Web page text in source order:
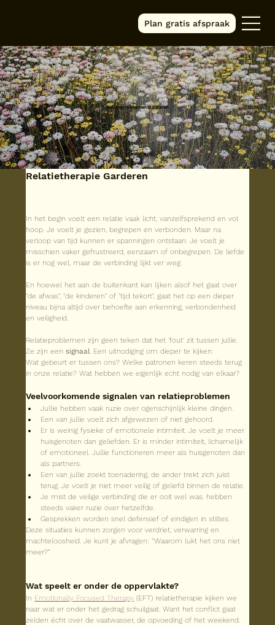
Plan gratis afspraak
Relatieproblemen Garderen
Relatietherapie Garderen
In het begin voelt een relatie vaak licht, vanzelfsprekend en vol
hoop. Je voelt je gezien, begrepen en verbonden. Maar na
verloop van tijd kunnen er spanningen ontstaan. Je voelt je
misschien vaker gefrustreerd, eenzaam of onbegrepen. De liefde
is er nog wel, maar de verbinding lijkt ver weg.
En hoewel het aan de buitenkant kan lijken alsof het gaat over
"de afwas", "de kinderen" of "tijd tekort", gaat het op een dieper
niveau bijna altijd over behoefte aan erkenning, verbondenheid
en veiligheid.
Relatieproblemen zijn geen teken dat het 'fout' zit tussen jullie.
Ze zijn een signaal . Een uitnodiging om dieper te kijken:
Wat gebeurt er tussen ons? Welke patronen keren steeds terug
in onze relatie? Wat hebben we eigenlijk echt nodig van elkaar?
Veelvoorkomende signalen van relatieproblemen
Jullie hebben vaak ruzie over ogenschijnlijk kleine dingen.
Een van jullie voelt zich afgewezen of niet gehoord.
Er is weinig fysieke of emotionele intimiteit. Je voelt je meer
huisgenoten dan geliefden. Er is minder intimiteit, lichamelijk
of emotioneel. Jullie functioneren meer als huisgenoten dan
als partners.
Een van jullie zoekt toenadering, de ander trekt zich juist
terug. Je voelt je niet meer veilig of geliefd binnen de relatie.
Je mist de veilige verbinding die er ooit wel was. hebben
steeds vaker ruzie over hetzelfde.
Gesprekken worden snel defensief of eindigen in stiltes.
Deze situaties kunnen zorgen voor verdriet, verwarring en
machteloosheid. Je kunt je afvragen: “Waarom lukt het ons niet
meer?”
Wat speelt er onder de oppervlakte?
In Emotionally Focused Therapy (EFT) relatietherapie kijken we
naar wat er onder het gedrag schuilgaat. Want het conflict gaat
zelden écht over de vaatwasser, de opvoeding of het weekend.